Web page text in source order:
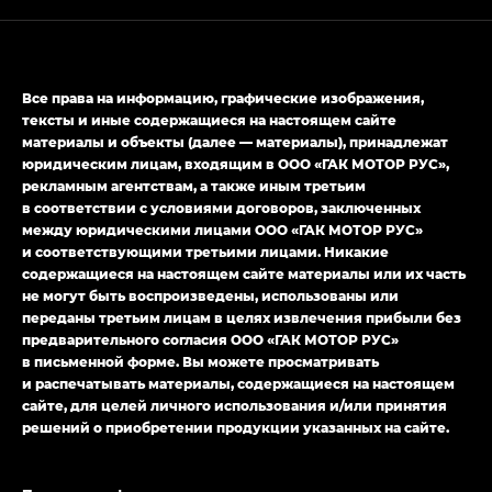
LOUNGE
Empow — Эмпау (Empow) в комплектации
Джи Эс — GS, Джи Эль с элементы экстерьера
в спортивном стиле — GL(S-Style)
Все права на информацию, графические изображения,
тексты и иные содержащиеся на настоящем сайте
материалы и объекты (далее — материалы), принадлежат
юридическим лицам, входящим в ООО «ГАК МОТОР РУС»,
рекламным агентствам, а также иным третьим
в соответствии с условиями договоров, заключенных
между юридическими лицами ООО «ГАК МОТОР РУС»
и соответствующими третьими лицами. Никакие
содержащиеся на настоящем сайте материалы или их часть
не могут быть воспроизведены, использованы или
переданы третьим лицам в целях извлечения прибыли без
предварительного согласия ООО «ГАК МОТОР РУС»
в письменной форме. Вы можете просматривать
и распечатывать материалы, содержащиеся на настоящем
сайте, для целей личного использования и/или принятия
решений о приобретении продукции указанных на сайте.